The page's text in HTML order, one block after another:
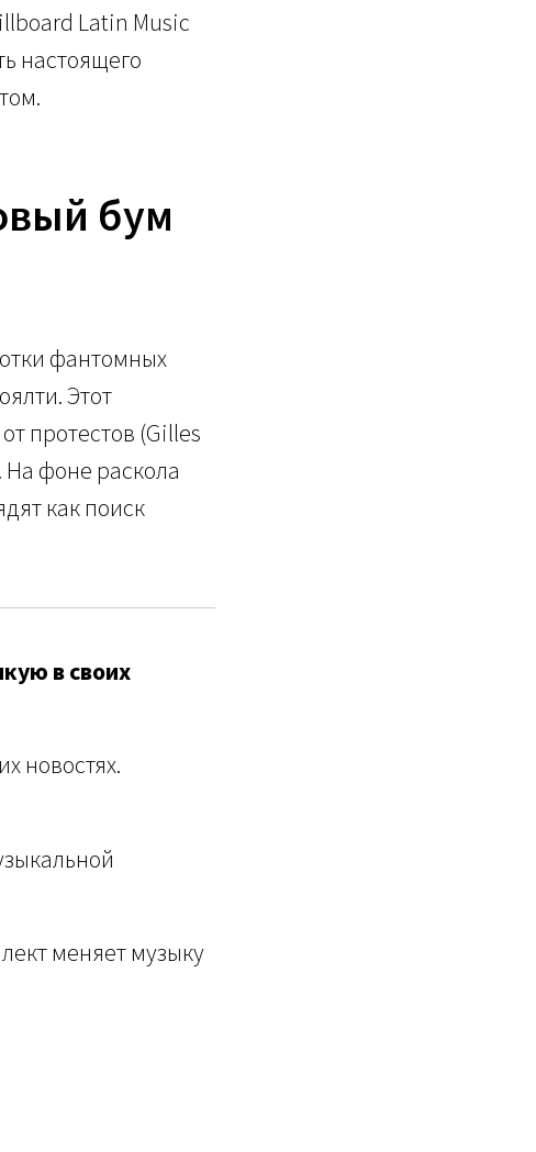
Latin Music
настоящего
бум
фантомных
Этот
протестов (Gilles
фоне раскола
как поиск
в своих
новостях.
меняет музыку